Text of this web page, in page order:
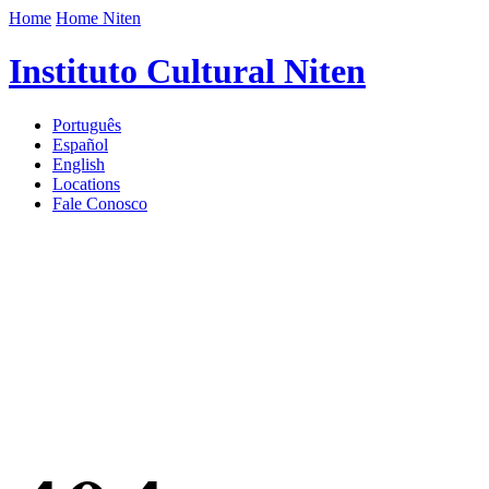
Home Home Niten
Instituto Cultural Niten
Português
Español
English
Locations
Fale Conosco